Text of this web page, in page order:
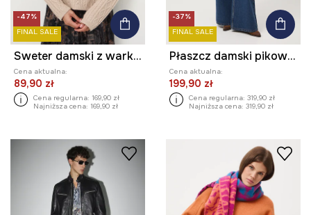
-47%
FINAL SALE
Sweter damski z warkoczowym splotem
Cena aktualna:
89,90 zł
Cena regularna: 169,90 zł
Najniższa cena: 169,90 zł
-37%
FINAL SALE
Płaszcz damski pikowany
Cena aktualna:
199,90 zł
Cena regularna: 319,90 zł
Najniższa cena: 319,90 zł